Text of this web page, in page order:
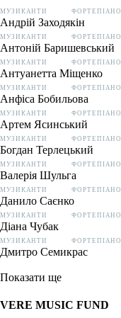
МУЗИКАНТИ ФОРТЕПІАНО
Андрій Заходякін
МУЗИКАНТИ ФОРТЕПІАНО
Антоній Баришевський
МУЗИКАНТИ ФОРТЕПІАНО
Антуанетта Міщенко
МУЗИКАНТИ ФОРТЕПІАНО
Анфіса Бобильова
МУЗИКАНТИ ФОРТЕПІАНО
Артем Ясинський
МУЗИКАНТИ ФОРТЕПІАНО
Богдан Терлецький
МУЗИКАНТИ ФОРТЕПІАНО
Валерія Шульга
МУЗИКАНТИ ФОРТЕПІАНО
Данило Саєнко
МУЗИКАНТИ ФОРТЕПІАНО
Діана Чубак
МУЗИКАНТИ ФОРТЕПІАНО
Дмитро Семикрас
Показати ще
VERE MUSIC FUND